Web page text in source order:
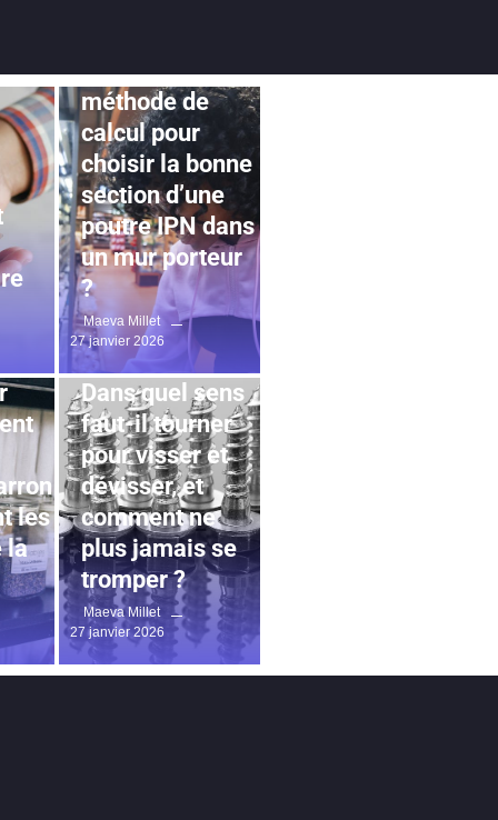
Quelle est la
méthode de
calcul pour
choisir la bonne
section d’une
poutre IPN dans
un mur porteur
?
Maeva Millet
27 janvier 2026
les
la
JARDINAGE
Dans quel sens
faut-il tourner
pour visser et
dévisser, et
comment ne
plus jamais se
tromper ?
Maeva Millet
27 janvier 2026